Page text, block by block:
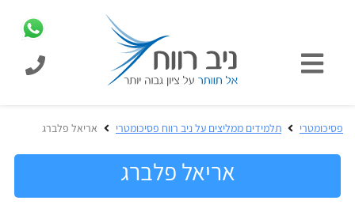
כניסת
תלמידים
המוצרים
מבית
רווח
פסיכומטרי תלמידים ממליצים על ניב רווח פסיכומטרי אריאל פלברג
אריאל פלברג